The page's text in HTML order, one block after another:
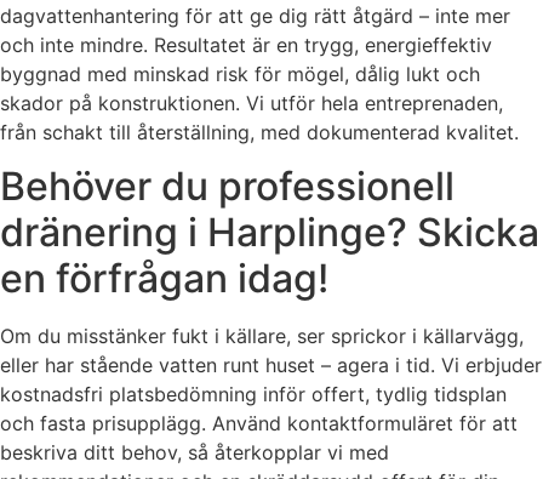
dagvattenhantering för att ge dig rätt åtgärd – inte mer
och inte mindre. Resultatet är en trygg, energieffektiv
byggnad med minskad risk för mögel, dålig lukt och
skador på konstruktionen. Vi utför hela entreprenaden,
från schakt till återställning, med dokumenterad kvalitet.
Behöver du professionell
dränering i Harplinge? Skicka
en förfrågan idag!
Om du misstänker fukt i källare, ser sprickor i källarvägg,
eller har stående vatten runt huset – agera i tid. Vi erbjuder
kostnadsfri platsbedömning inför offert, tydlig tidsplan
och fasta prisupplägg. Använd kontaktformuläret för att
beskriva ditt behov, så återkopplar vi med